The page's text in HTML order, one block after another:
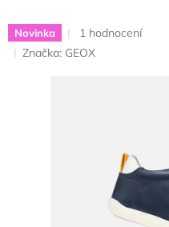
Novinka
Průměrné
produktu
1 hodnocení
Značka: GEOX